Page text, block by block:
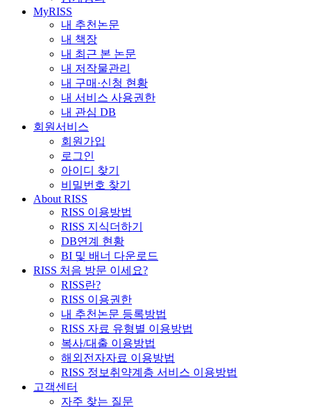
MyRISS
내 추천논문
내 책장
내 최근 본 논문
내 저작물관리
내 구매·신청 현황
내 서비스 사용권한
내 관심 DB
회원서비스
회원가입
로그인
아이디 찾기
비밀번호 찾기
About RISS
RISS 이용방법
RISS 지식더하기
DB연계 현황
BI 및 배너 다운로드
RISS 처음 방문 이세요?
RISS란?
RISS 이용권한
내 추천논문 등록방법
RISS 자료 유형별 이용방법
복사/대출 이용방법
해외전자자료 이용방법
RISS 정보취약계층 서비스 이용방법
고객센터
자주 찾는 질문